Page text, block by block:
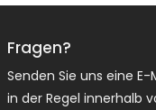
Fragen?
Senden Sie uns eine
in der Regel innerhalb